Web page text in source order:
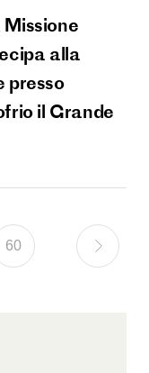
alla
presso
il Grande
60